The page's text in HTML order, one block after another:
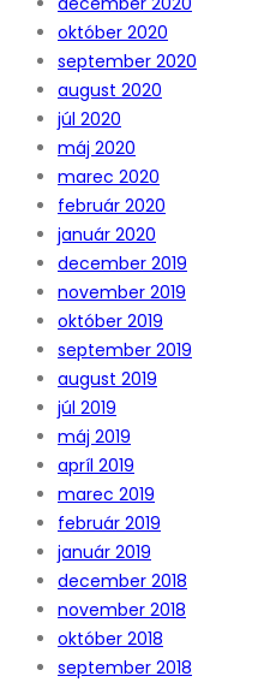
október 2020
september 2020
august 2020
júl 2020
máj 2020
marec 2020
február 2020
január 2020
december 2019
november 2019
október 2019
september 2019
august 2019
júl 2019
máj 2019
apríl 2019
marec 2019
február 2019
január 2019
december 2018
november 2018
október 2018
september 2018